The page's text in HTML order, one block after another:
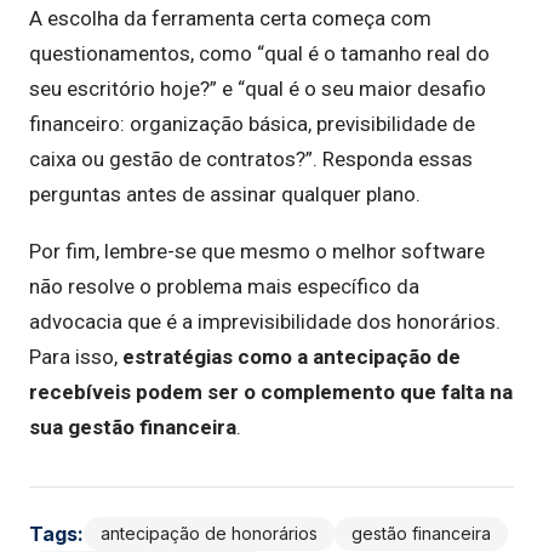
A escolha da ferramenta certa começa com
questionamentos, como “qual é o tamanho real do
seu escritório hoje?” e “qual é o seu maior desafio
financeiro: organização básica, previsibilidade de
caixa ou gestão de contratos?”. Responda essas
perguntas antes de assinar qualquer plano.
Por fim, lembre-se que mesmo o melhor software
não resolve o problema mais específico da
advocacia que é a imprevisibilidade dos honorários.
Para isso, estratégias como a antecipação de
recebíveis podem ser o complemento que falta na
sua gestão financeira.
Tags: antecipação de honorários
gestão financeira